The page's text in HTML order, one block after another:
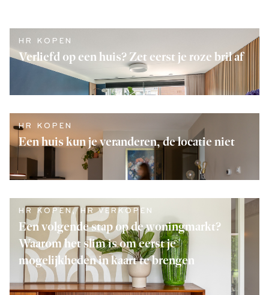
HR KOPEN
Verliefd op een huis? Zet eerst je roze bril af
HR KOPEN
Een huis kun je veranderen, de locatie niet
HR KOPEN, HR VERKOPEN
Een volgende stap op de woningmarkt?
Waarom het slim is om eerst je
mogelijkheden in kaart te brengen